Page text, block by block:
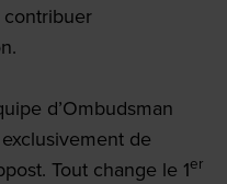
d’Ombudsman
de
Tout change le 1er